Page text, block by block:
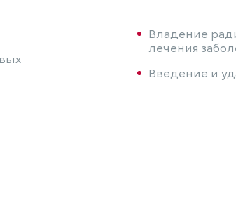
Владение
лечения
Введение и